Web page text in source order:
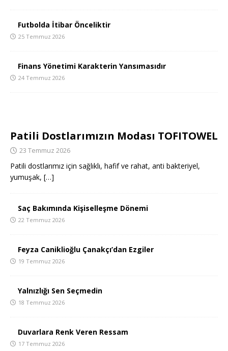
Futbolda İtibar Önceliktir
25 Temmuz 2026
Finans Yönetimi Karakterin Yansımasıdır
24 Temmuz 2026
Patili Dostlarımızın Modası TOFITOWEL
23 Temmuz 2026
Patili dostlarımız için sağlıklı, hafif ve rahat, anti bakteriyel,
yumuşak, […]
Saç Bakımında Kişiselleşme Dönemi
22 Temmuz 2026
Feyza Caniklioğlu Çanakçı’dan Ezgiler
19 Temmuz 2026
Yalnızlığı Sen Seçmedin
18 Temmuz 2026
Duvarlara Renk Veren Ressam
17 Temmuz 2026